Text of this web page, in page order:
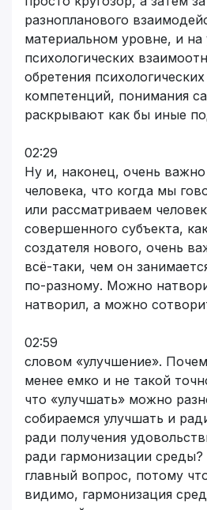
разнопланового
материальном уровне, и на
психологических
обретения
компетенций, понимания
раскрывают как бы иные
02:29
Ну и, наконец, очень важно
человека, что когда мы
или рассматриваем
совершенного субъекта,
создателя нового, очень
всё-таки, чем он
по-разному. Можно
натворил, а можно
02:59
словом «улучшение».
менее емко и не такой
что «улучшать» можно
собираемся улучшать и
ради получения
ради гармонизации
главный вопрос, потому
видимо, гармонизация